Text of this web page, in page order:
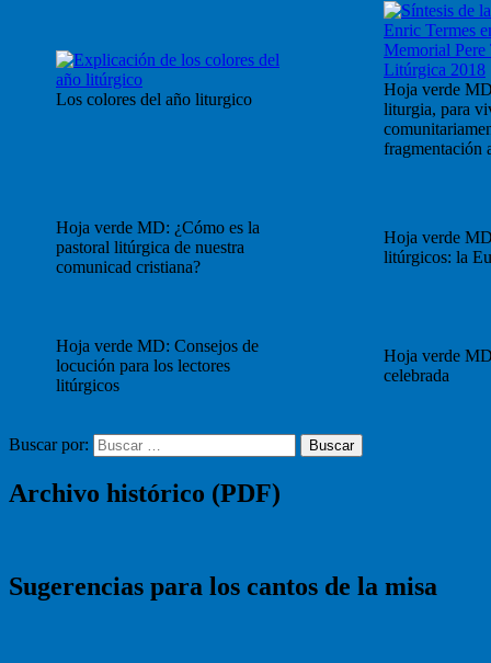
Los colores del año liturgico
Hoja verde
liturgia, para
fragmentación
Hoja verde MD: ¿Cómo es la
pastoral litúrgica de nuestra
comunicad cristiana?
Hoja verde
litúrgicos: la
Hoja verde MD: Consejos de
locución para los lectores
litúrgicos
Hoja verde
celebrada
Buscar por: Buscar
Archivo histórico (PDF)
Sugerencias para los cantos de la misa